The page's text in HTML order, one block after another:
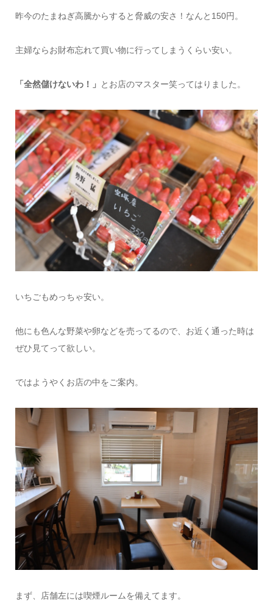
昨今のたまねぎ高騰からすると脅威の安さ！なんと150円。
主婦ならお財布忘れて買い物に行ってしまうくらい安い。
「全然儲けないわ！」 とお店のマスター笑ってはりました。
いちごもめっちゃ安い。
他にも色んな野菜や卵などを売ってるので、お近く通った時は
ぜひ見てって欲しい。
ではようやくお店の中をご案内。
まず、店舗左には喫煙ルームを備えてます。